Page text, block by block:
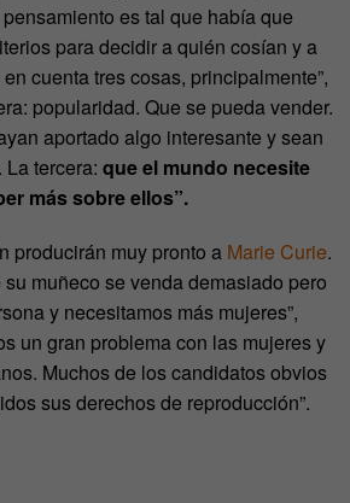
es tal que había que
para decidir a quién cosían y a
cuenta tres cosas, principalmente”,
popularidad. Que se pueda vender.
aportado algo interesante y sean
tercera: que el mundo necesite
más sobre ellos”.
producirán muy pronto a Marie Curie.
muñeco se venda demasiado pero
y necesitamos más mujeres”,
un gran problema con las mujeres y
Muchos de los candidatos obvios
sus derechos de reproducción”.